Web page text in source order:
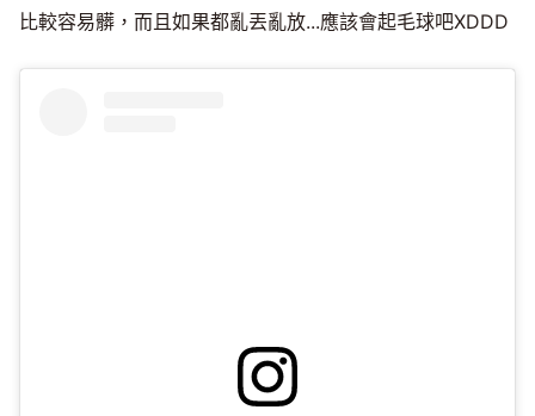
比較容易髒，而且如果都亂丟亂放...應該會起毛球吧XDDD